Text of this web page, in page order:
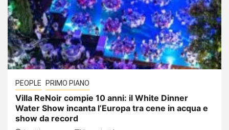
PEOPLE PRIMO PIANO
Villa ReNoir compie 10 anni: il White Dinner
Water Show incanta l’Europa tra cene in acqua e
show da record